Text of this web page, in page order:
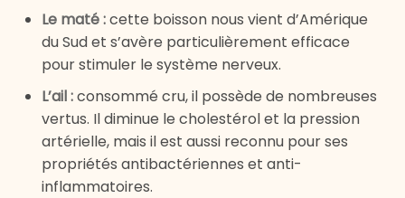
Le maté :cette boisson nous vient d’Amérique
du Sud et s’avère particulièrement efficace
pour stimuler le système nerveux.
L’ail :consommé cru, il possède de nombreuses
vertus. Il diminue le cholestérol et la pression
artérielle, mais il est aussi reconnu pour ses
propriétés antibactériennes et anti-
inflammatoires.